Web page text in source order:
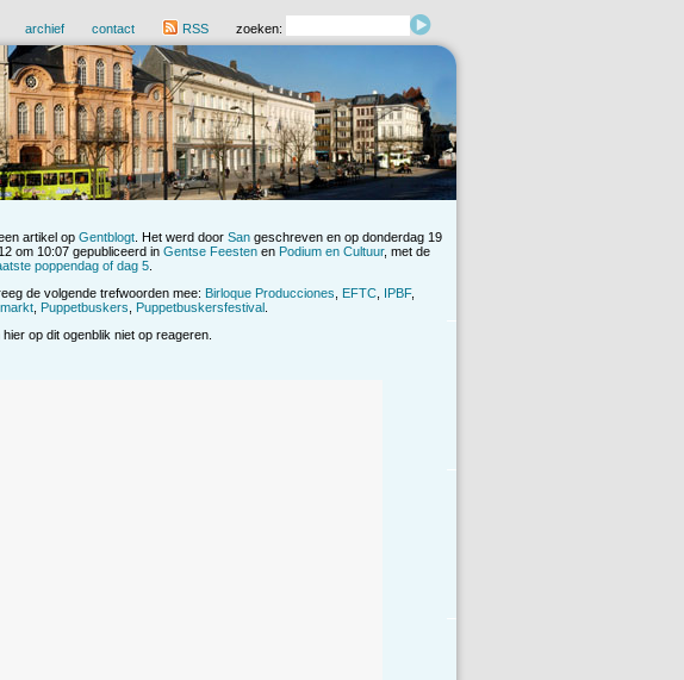
archief contact RSS zoeken:
artikel op Gentblogt . Het werd door San geschreven en op donderdag 19
om 10:07 gepubliceerd in Gentse Feesten en Podium en Cultuur, met de
poppendag of dag 5
de volgende trefwoorden mee: Birloque Producciones EFTC IPBF,
Puppetbuskers Puppetbuskersfestival
op dit ogenblik niet op reageren.